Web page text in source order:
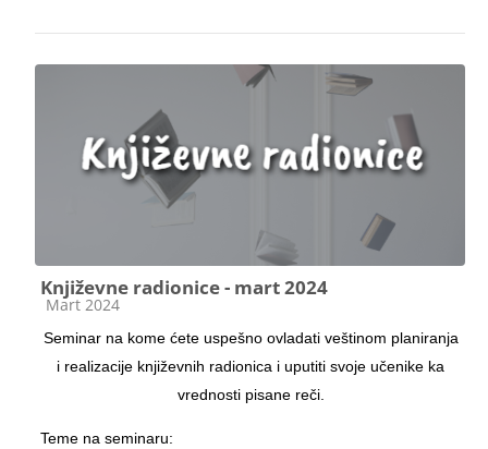
Književne radionice - mart 2024
Категорија курса
Mart 2024
Seminar na kome ćete uspešno ovladati veštinom planiranja
i realizacije književnih radionica i uputiti svoje učenike ka
vrednosti pisane reči.
Teme na seminaru: